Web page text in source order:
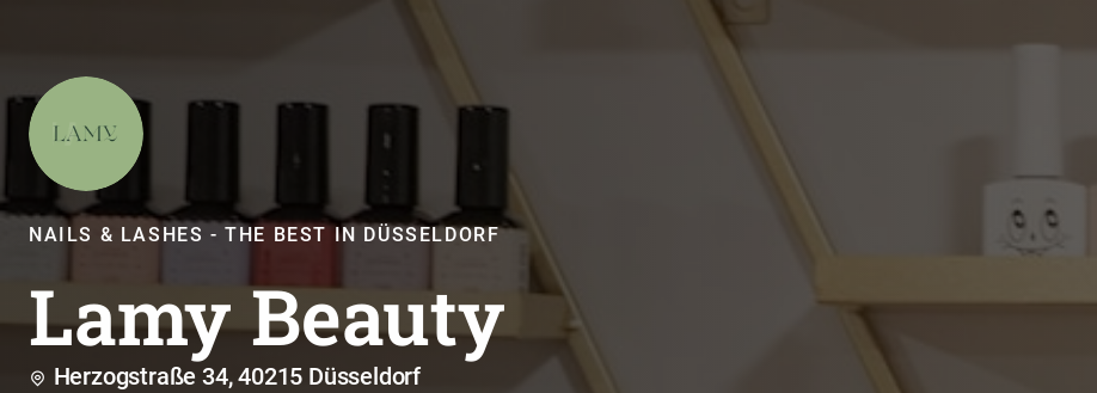
NAILS & LASHES - THE BEST IN DÜSSELDORF
Lamy Beauty
Herzogstraße 34, 40215 Düsseldorf